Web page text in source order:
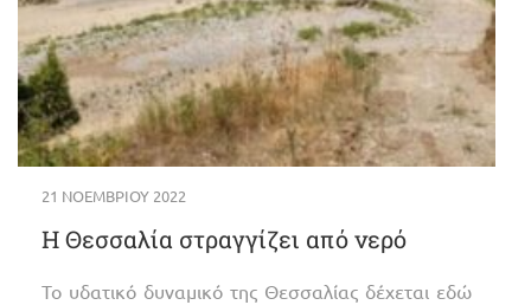
21 ΝΟΕΜΒΡΊΟΥ 2022
Η Θεσσαλία στραγγίζει από νερό
Το υδατικό δυναμικό της Θεσσαλίας δέχεται εδώ